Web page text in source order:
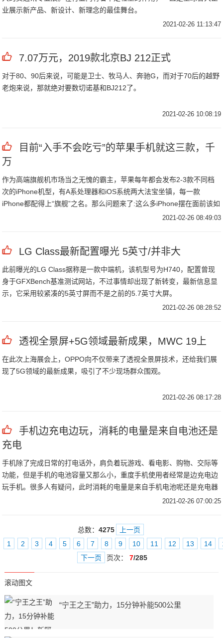
业展示新产品、新设计、新理念的最佳舞台。
2021-02-26 11:13:47
7.07万元，2019款北京BJ 212正式
对于80、90后来说，可能是卫士、牧马人、奔驰G，而对于70后的越野
老炮来说，那就绝对要数切诺基和BJ212了。
2021-02-26 10:08:19
目前“入手不会吃亏”的苹果手机就这三款，千
万
作为高端旗舰机市场当之无愧的霸主，苹果每年都会发布2-3款不同档
次的iPhone机型，有A系处理器和iOS系统两大法宝坐镇，每一款
iPhone都配得上“旗舰”之名。那么问题来了:这么多iPhone摆在面前该如
2021-02-26 08:49:03
LG Class最新配置曝光 5英寸/并非大
此前曝光的LG Class据称是一款中端机，该机型号为H740，配置曾现
身于GFXBench基准测试网站，不过事情却出现了新转变，最新信息显
示，它采用较紧凑的5英寸屏而不是之前的5.7英寸大屏。
2021-02-26 08:28:52
透视全景屏+5G领域最新成果，MWC 19上
在此次上海展会上，OPPO向不仅带来了透视全景屏技术，还给我们展
现了5G领域的最新成果，吸引了不少现场群众围观。
2021-02-26 08:17:28
手机边充电边玩，消耗的电量是来自电池还是
充电
手机除了完成日常的打电话外，肩负着玩游戏、看电影、购物、交际等
功能，但是手机的电池容量又那么小，重度手机使用者经常是边充电边
玩手机。很多人有疑问，此时消耗的电量是来自手机电池呢还是充电器
呢？北京宽带通科普：手机边充电边使用，消耗的电量来自充电器。
2021-02-26 07:00:25
总数： 4275
上一页
1
2 3 4 5 6 7 8 9 10 11 12 13 14
下一页
页次： 7/285
滚动图文
“宁王之王”助力，15分钟补能500公里